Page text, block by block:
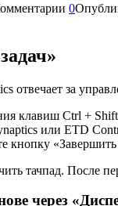
0
отвечает за
клавиш Ctrl +
или ETD
кнопку
тачпад. После
через